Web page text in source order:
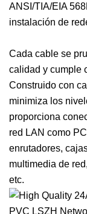
ANSI/TIA/EIA
instalación de
Cada cable se
calidad y cumple
Construido con
minimiza los
proporciona
red LAN como
enrutadores,
multimedia de
etc.